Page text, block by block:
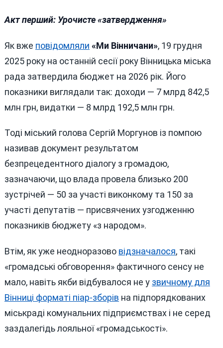
Акт перший: Урочисте «затвердження»
Як вже повідомляли «Ми Вінничани», 19 грудня
2025 року на останній сесії року Вінницька міська
рада затвердила бюджет на 2026 рік. Його
показники виглядали так: доходи — 7 млрд 842,5
млн грн, видатки — 8 млрд 192,5 млн грн.
Тоді міський голова Сергій Моргунов із помпою
називав документ результатом
безпрецедентного діалогу з громадою,
зазначаючи, що влада провела близько 200
зустрічей — 50 за участі виконкому та 150 за
участі депутатів — присвячених узгодженню
показників бюджету «з народом».
Втім, як уже неодноразово відзначалося, такі
«громадські обговорення» фактичного сенсу не
мало, навіть якби відбувалося не у звичному для
Вінниці форматі піар-зборів на підпорядкованих
міськраді комунальних підприємствах і не серед
заздалегідь лояльної «громадськості».